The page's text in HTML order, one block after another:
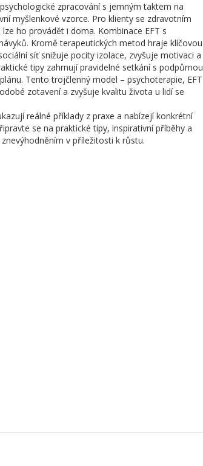
zpracování s jemným taktem na
myšlenkové vzorce. Pro klienty se zdravotním
ho provádět i doma. Kombinace EFT s
Kromě terapeutických metod hraje klíčovou
síť snižuje pocity izolace, zvyšuje motivaci a
tipy zahrnují pravidelné setkání s podpůrnou
Tento trojčlenný model – psychoterapie, EFT
zotavení a zvyšuje kvalitu života u lidí se
reálné příklady z praxe a nabízejí konkrétní
se na praktické tipy, inspirativní příběhy a
v příležitosti k růstu.